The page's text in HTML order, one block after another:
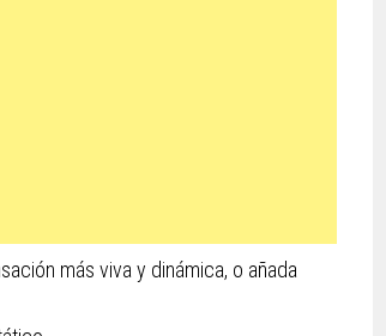
más viva y dinámica, o añada